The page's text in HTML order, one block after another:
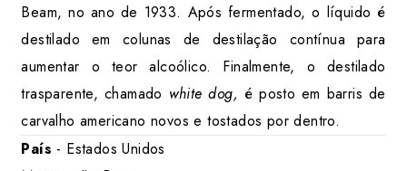
Beam, no ano de 1933. Após fermentado, o líquido é
destilado em colunas de destilação contínua para
aumentar o teor alcoólico. Finalmente, o destilado
trasparente, chamado white dog, é posto em barris de
carvalho americano novos e tostados por dentro.
País - Estados Unidos